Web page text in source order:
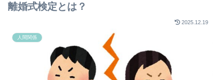
離婚式検定とは？
2025.12.19
人間関係